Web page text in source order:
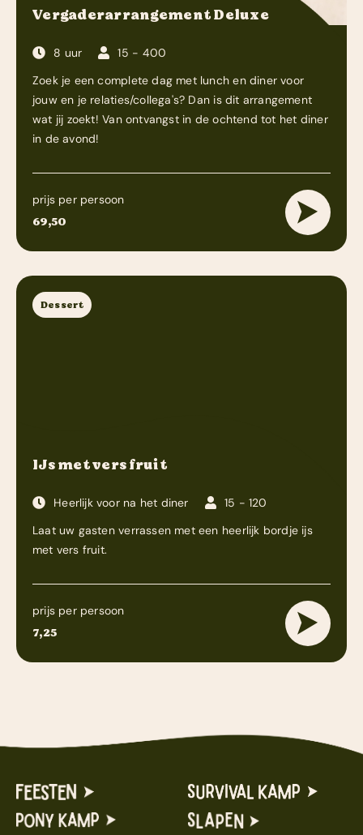
Vergaderarrangement Deluxe
8 uur
15 - 400
Zoek je een complete dag met lunch en diner voor
jouw en je relaties/collega's? Dan is dit arrangement
wat jij zoekt! Van ontvangst in de ochtend tot het diner
in de avond!
prijs per persoon
69,50
Dessert
IJs met vers fruit
Heerlijk voor na het diner
15 - 120
Laat uw gasten verrassen met een heerlijk bordje ijs
met vers fruit.
prijs per persoon
7,25